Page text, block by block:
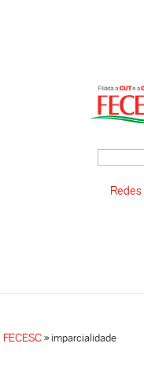
FECESC»imparcialidade